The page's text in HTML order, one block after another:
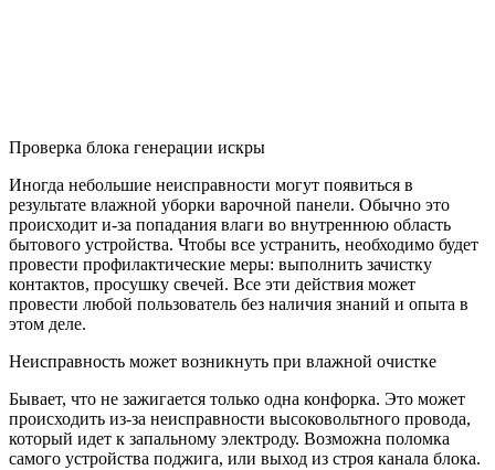
Проверка блока генерации искры
Иногда небольшие неисправности могут появиться в
результате влажной уборки варочной панели. Обычно это
происходит и-за попадания влаги во внутреннюю область
бытового устройства. Чтобы все устранить, необходимо будет
провести профилактические меры: выполнить зачистку
контактов, просушку свечей. Все эти действия может
провести любой пользователь без наличия знаний и опыта в
этом деле.
Неисправность может возникнуть при влажной очистке
Бывает, что не зажигается только одна конфорка. Это может
происходить из-за неисправности высоковольтного провода,
который идет к запальному электроду. Возможна поломка
самого устройства поджига, или выход из строя канала блока.